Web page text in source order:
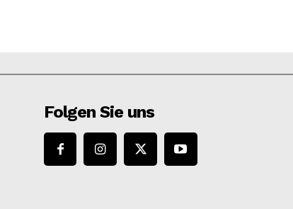
Folgen Sie uns